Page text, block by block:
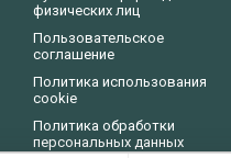
физических лиц
Пользовательское
соглашение
Политика использования
cookie
Политика обработки
персональных данных